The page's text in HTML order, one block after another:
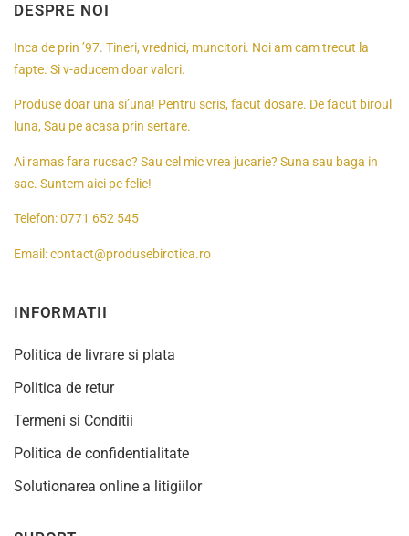
DESPRE NOI
Inca de prin ’97. Tineri, vrednici, muncitori. Noi am cam trecut la
fapte. Si v-aducem doar valori.
Produse doar una si’una! Pentru scris, facut dosare. De facut biroul
luna, Sau pe acasa prin sertare.
Ai ramas fara rucsac? Sau cel mic vrea jucarie? Suna sau baga in
sac. Suntem aici pe felie!
Telefon:0771 652 545
Email:contact@produsebirotica.ro
INFORMATII
Politica de livrare si plata
Politica de retur
Termeni si Conditii
Politica de confidentialitate
Solutionarea online a litigiilor